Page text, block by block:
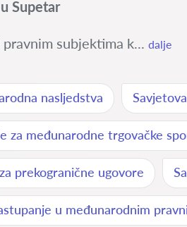
Supetar
subjektima k... dalje
nasljedstva
za međunarodne trgovačke
prekogranične ugovore
u međunarodnim